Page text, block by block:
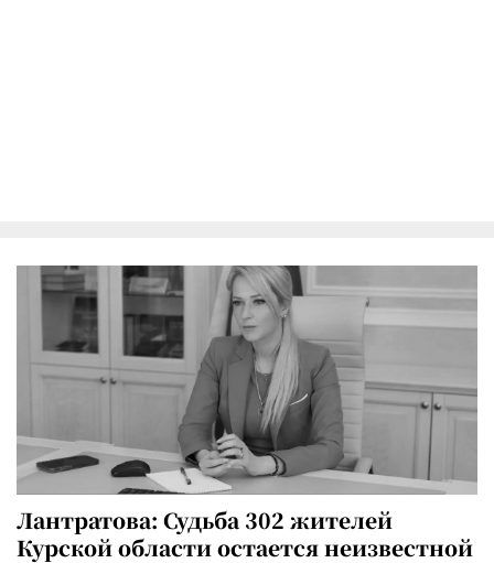
Лантратова: Судьба 302 жителей
Курской области остается неизвестной